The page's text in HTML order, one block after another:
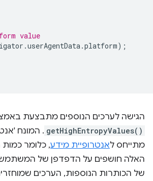
value
.userAgentData.platform);
הגישה לערכים הנוספים מתבצעת
getHighEntropyValues() . המונח
מתייחס לאנטרופיית מידע, כלומר
האלה חושפים על הדפדפן של
של הכותרות הנוספות, הערכים